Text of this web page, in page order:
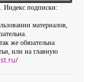
подписки:
материалов,
же обязательна
или на главную